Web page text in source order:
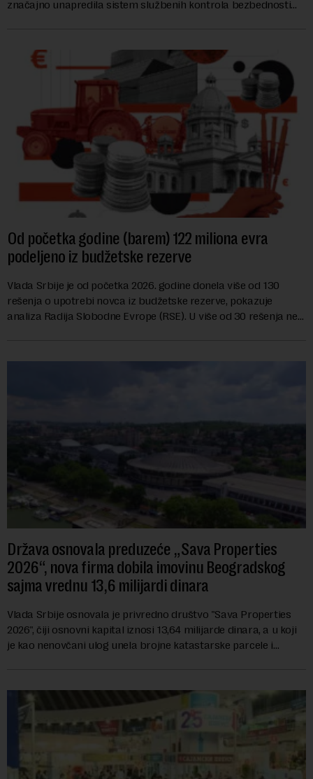
značajno unapredila sistem službenih kontrola bezbednosti
Od početka godine (barem) 122 miliona evra
podeljeno iz budžetske rezerve
Vlada Srbije je od početka 2026. godine donela više od 130
rešenja o upotrebi novca iz budžetske rezerve, pokazuje
analiza Radija Slobodne Evrope (RSE). U više od 30 rešenja ne
Država osnovala preduzeće „Sava Properties
2026“, nova firma dobila imovinu Beogradskog
sajma vrednu 13,6 milijardi dinara
Vlada Srbije osnovala je privredno društvo "Sava Properties
2026", čiji osnovni kapital iznosi 13,64 milijarde dinara, a u koji
je kao nenovčani ulog unela brojne katastarske parcele i